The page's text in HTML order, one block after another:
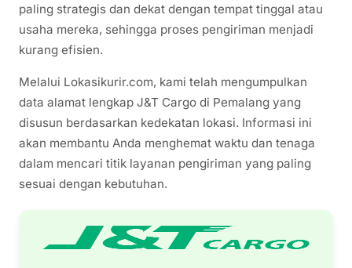
paling strategis dan dekat dengan tempat tinggal atau
usaha mereka, sehingga proses pengiriman menjadi
kurang efisien.
Melalui Lokasikurir.com, kami telah mengumpulkan
data alamat lengkap J&T Cargo di Pemalang yang
disusun berdasarkan kedekatan lokasi. Informasi ini
akan membantu Anda menghemat waktu dan tenaga
dalam mencari titik layanan pengiriman yang paling
sesuai dengan kebutuhan.